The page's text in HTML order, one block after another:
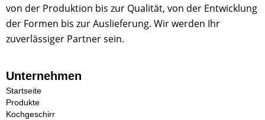
von der Produktion bis zur Qualität, von der Entwicklung
der Formen bis zur Auslieferung. Wir werden Ihr
zuverlässiger Partner sein.
Unternehmen
Startseite
Produkte
Kochgeschirr